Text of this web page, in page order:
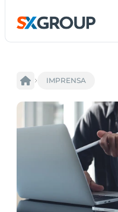
IMPRENSA